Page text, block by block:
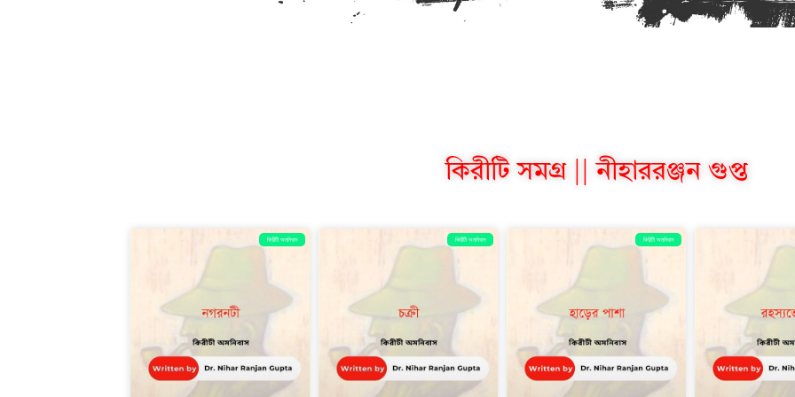
কিরীটি সমগ্র || নীহাররঞ্জন গুপ্ত
কিরীটী অমনিবাস কিরীটী অমনিবাস কিরীটী অমনিবাস